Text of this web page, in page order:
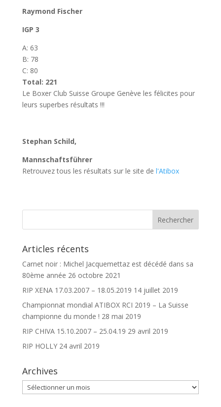
Raymond Fischer
IGP 3
A: 63
B: 78
C: 80
Total: 221
Le Boxer Club Suisse Groupe Genève les félicites pour
leurs superbes résultats !!!
Stephan Schild,
Mannschaftsführer
Retrouvez tous les résultats sur le site de l'Atibox
Articles récents
Carnet noir : Michel Jacquemettaz est décédé dans sa
80ème année 26 octobre 2021
RIP XENA 17.03.2007 – 18.05.2019 14 juillet 2019
Championnat mondial ATIBOX RCI 2019 – La Suisse
championne du monde ! 28 mai 2019
RIP CHIVA 15.10.2007 – 25.04.19 29 avril 2019
RIP HOLLY 24 avril 2019
Archives
Archives